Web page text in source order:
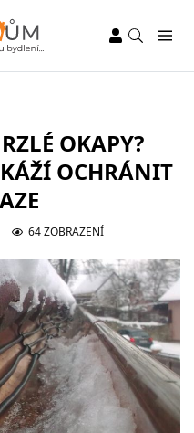
OKAPY?
OCHRÁNIT
64 ZOBRAZENÍ